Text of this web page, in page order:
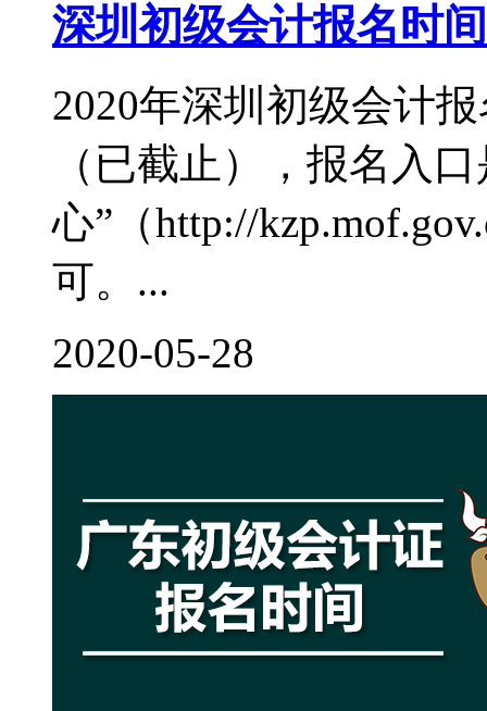
深圳初级会计报名时
2020年深圳初级会计
（已截止），报名入
心”（http://
可。...
2020-05-28